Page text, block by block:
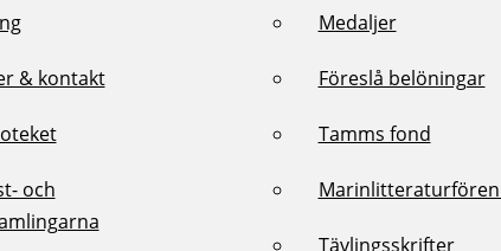
& kontakt
och
Medaljer
Föreslå belöningar
Tamms fond
Tävlingsskrifter